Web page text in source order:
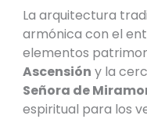
La arquitectura
armónica con el
elementos
Ascensión y la
Señora de
espiritual para los